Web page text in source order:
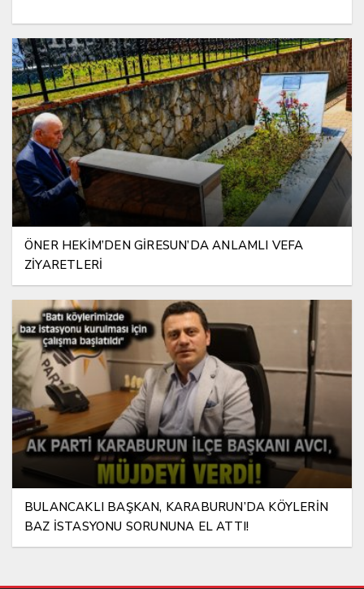
ÖNER HEKİM’DEN GİRESUN’DA ANLAMLI VEFA
ZİYARETLERİ
BULANCAKLI BAŞKAN, KARABURUN’DA KÖYLERİN
BAZ İSTASYONU SORUNUNA EL ATTI!